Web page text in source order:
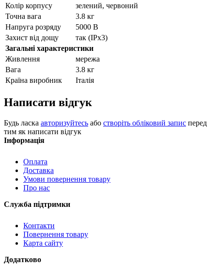
Колір корпусу
зелений, червоний
Точна вага
3.8 кг
Напруга розряду
5000 В
Захист від дощу
так (IPx3)
Загальні характеристики
Живлення
мережа
Вага
3.8 кг
Країна виробник
Італія
Написати відгук
Будь ласка авторизуйтесь або створіть обліковий запис перед
тим як написати відгук
Інформація
Оплата
Доставка
Умови повернення товару
Про нас
Служба підтримки
Контакти
Повернення товару
Карта сайту
Додатково